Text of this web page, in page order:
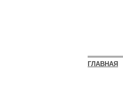
ГЛАВНАЯ